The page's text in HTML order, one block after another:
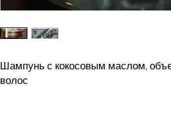
Шампунь с кокосовым маслом,
волос